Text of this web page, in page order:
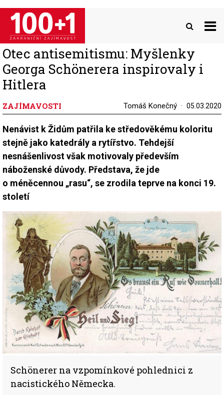
Přejít
hlavnímu
obsahu
Otec antisemitismu: Myšlenky
Georga Schönerera inspirovaly i
Hitlera
ZAJÍMAVOSTI Tomáš Konečný 05.03.2020
Nenávist k Židům patřila ke středověkému koloritu
stejně jako katedrály a rytířstvo. Tehdejší
nesnášenlivost však motivovaly především
náboženské důvody. Představa, že jde
o méněcennou „rasu“, se zrodila teprve na konci 19.
století
Schönerer na vzpomínkové pohlednici z
nacistického Německa.